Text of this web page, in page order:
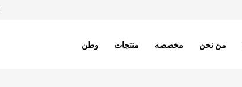
وطن منتجات مخصصه من نحن